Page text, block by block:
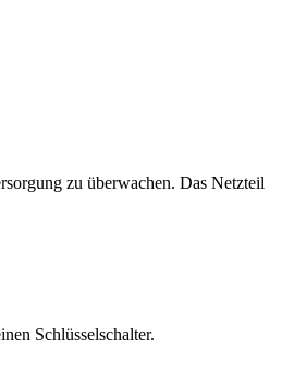
zu überwachen. Das Netzteil
Schlüsselschalter.